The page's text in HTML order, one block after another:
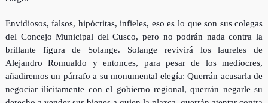
Envidiosos, falsos, hipócritas, infieles, eso es lo que son sus colegas
del Concejo Municipal del Cusco, pero no podrán nada contra la
brillante figura de Solange. Solange revivirá los laureles de
Alejandro Romualdo y entonces, para pesar de los mediocres,
añadiremos un párrafo a su monumental elegía: Querrán acusarla de
negociar ilícitamente con el gobierno regional, querrán negarle su